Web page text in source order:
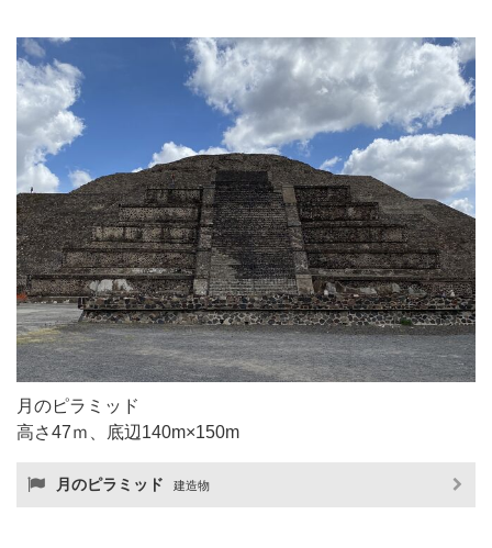
月のピラミッド
高さ47ｍ、底辺140m×150m
月のピラミッド 建造物